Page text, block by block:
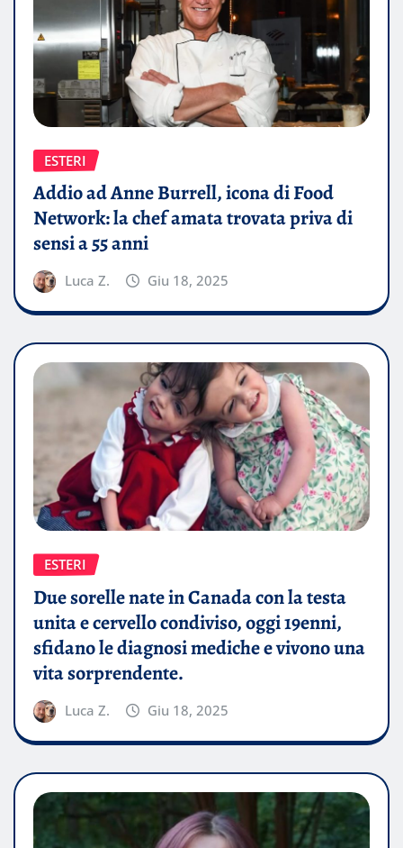
ESTERI
Addio ad Anne Burrell, icona di Food
Network: la chef amata trovata priva di
sensi a 55 anni
Luca Z. Giu 18, 2025
ESTERI
Due sorelle nate in Canada con la testa
unita e cervello condiviso, oggi 19enni,
sfidano le diagnosi mediche e vivono una
vita sorprendente.
Luca Z. Giu 18, 2025